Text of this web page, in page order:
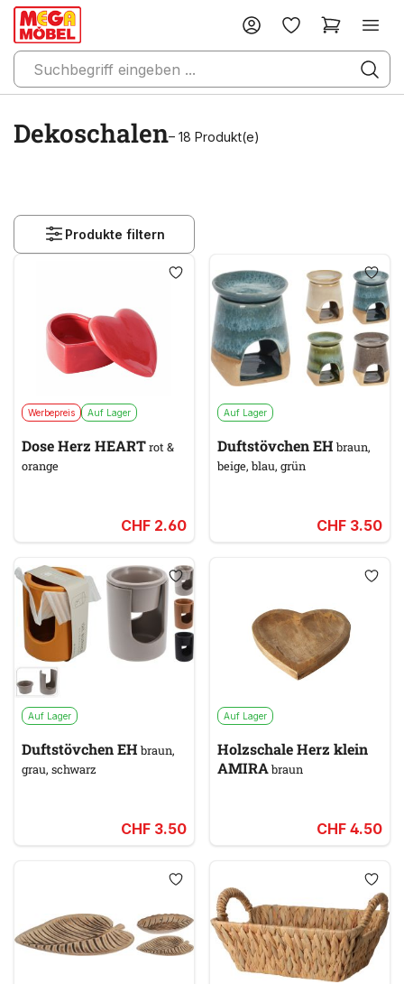
Dekoschalen– 18 Produkt(e)
Produkte filtern
Werbepreis Auf Lager
Dose Herz HEARTrot &
orange
CHF 2.60
Auf Lager
Duftstövchen EH braun,
beige, blau, grün
CHF 3.50
Auf Lager
Duftstövchen EH braun,
grau, schwarz
CHF 3.50
Auf Lager
Holzschale Herz klein
AMIRAbraun
CHF 4.50